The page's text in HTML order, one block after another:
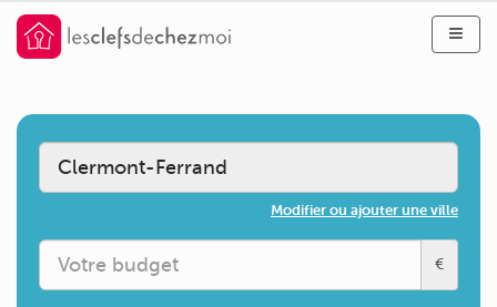
Modifier ou ajouter une ville
€